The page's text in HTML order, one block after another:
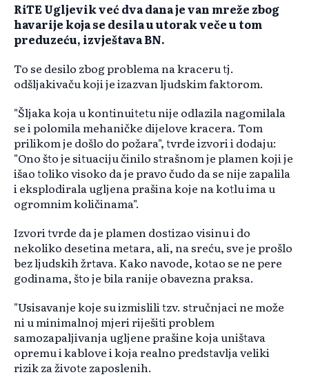
RiTE Ugljevik već dva dana je van mreže zbog
havarije koja se desila u utorak veče u tom
preduzeću, izvještava BN.
To se desilo zbog problema na kraceru tj.
odšljakivaču koji je izazvan ljudskim faktorom.
"Šljaka koja u kontinuitetu nije odlazila nagomilala
se i polomila mehaničke dijelove kracera. Tom
prilikom je došlo do požara", tvrde izvori i dodaju:
"Ono što je situaciju činilo strašnom je plamen koji je
išao toliko visoko da je pravo čudo da se nije zapalila
i eksplodirala ugljena prašina koje na kotlu ima u
ogromnim količinama".
Izvori tvrde da je plamen dostizao visinu i do
nekoliko desetina metara, ali, na sreću, sve je prošlo
bez ljudskih žrtava. Kako navode, kotao se ne pere
godinama, što je bila ranije obavezna praksa.
"Usisavanje koje su izmislili tzv. stručnjaci ne može
ni u minimalnoj mjeri riješiti problem
samozapaljivanja ugljene prašine koja uništava
opremu i kablove i koja realno predstavlja veliki
rizik za živote zaposlenih.